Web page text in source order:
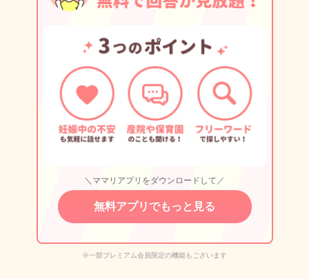
＼ママリアプリをダウンロードして／
無料アプリでもっと見る
※一部プレミアム会員限定の機能もございます